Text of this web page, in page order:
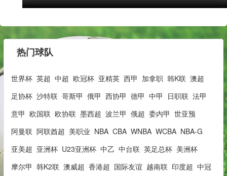
热门球队
世界杯 英超 中超 欧冠杯 亚精英 西甲 加拿职 韩K联 澳超
足协杯 沙特联 哥斯甲 俄甲 西协甲 德甲 中甲 日职联 法甲
意甲 欧国联 欧协联 墨西超 波兰甲 俄超 委内甲 世亚预
阿曼联 阿联酋超 美职业 NBA CBA WNBA WCBA NBA-G
亚美超 亚洲杯 U23亚洲杯 中乙 中台联 英足总杯 美洲杯
摩尔甲 韩K2联 澳威超 香港超 国际友谊 越南联 印度超 中冠